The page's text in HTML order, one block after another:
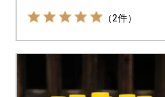
（2件）